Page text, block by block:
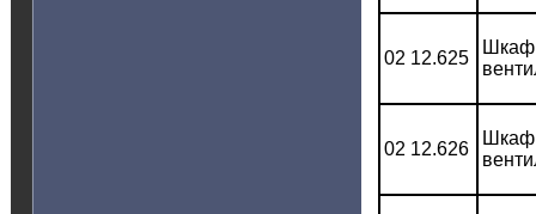
02 12.625
Шкаф
02 12.626
Шкаф